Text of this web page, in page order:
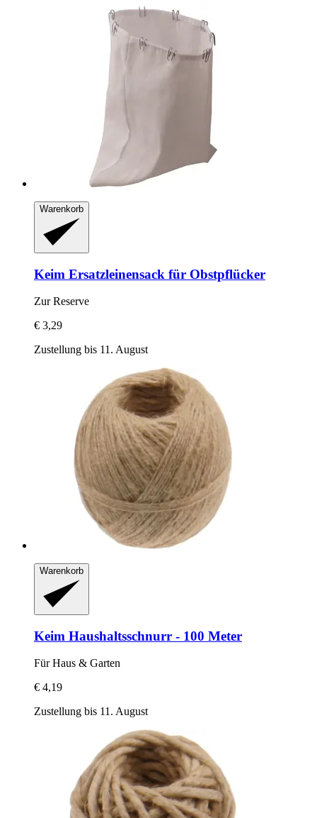
Warenkorb
Keim Ersatzleinensack für Obstpflücker
Zur Reserve
€ 3,29
Zustellung bis 11. August
Warenkorb
Keim Haushaltsschnurr -​ 100 Meter
Für Haus & Garten
€ 4,19
Zustellung bis 11. August